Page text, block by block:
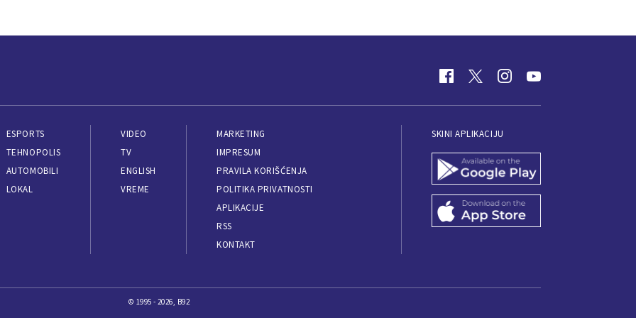
ESPORTS
TEHNOPOLIS
AUTOMOBILI
LOKAL
VIDEO
TV
ENGLISH
VREME
MARKETING
IMPRESUM
PRAVILA KORIŠĆENJA
POLITIKA PRIVATNOSTI
APLIKACIJE
RSS
KONTAKT
SKINI APLIKACIJU
© 1995 - 2026, B92